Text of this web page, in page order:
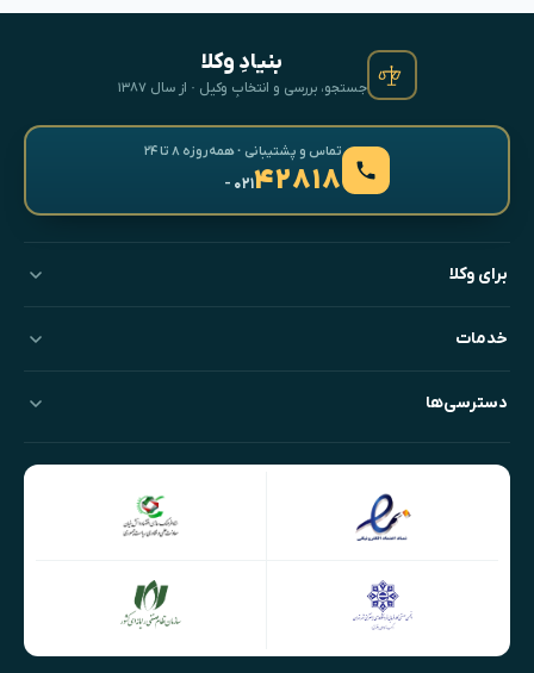
بنیادِ وکلا
جستجو، بررسی و انتخابِ وکیل · از سال ۱۳۸۷
تماس و پشتیبانی · همه‌روزه ۸ تا ۲۴
۴۲۸۱۸- ۰۲۱
برای وکلا
خدمات
دسترسی‌ها